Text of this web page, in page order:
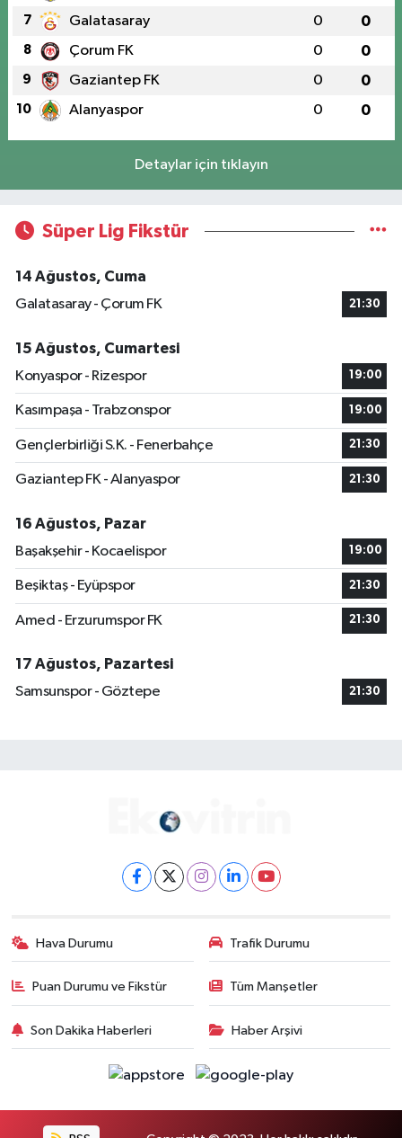
7 Galatasaray 0 0
8 Çorum FK 0 0
9 Gaziantep FK 0 0
10 Alanyaspor 0 0
Detaylar için tıklayın
Süper Lig Fikstür
14 Ağustos, Cuma
Galatasaray - Çorum FK
21:30
15 Ağustos, Cumartesi
Konyaspor - Rizespor
19:00
Kasımpaşa - Trabzonspor 19:00
Gençlerbirliği S.K. - Fenerbahçe 21:30
Gaziantep FK - Alanyaspor 21:30
16 Ağustos, Pazar
Başakşehir - Kocaelispor
19:00
Beşiktaş - Eyüpspor 21:30
Amed - Erzurumspor FK 21:30
17 Ağustos, Pazartesi
Samsunspor - Göztepe
21:30
Hava Durumu Trafik Durumu
Puan Durumu ve Fikstür Tüm Manşetler
Son Dakika Haberleri Haber Arşivi